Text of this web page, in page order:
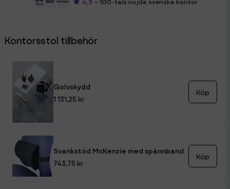
Kontorsstol tillbehör
Golvskydd
1 131,25 kr
Köp
Svankstöd McKenzie med spännband
743,75 kr
Köp